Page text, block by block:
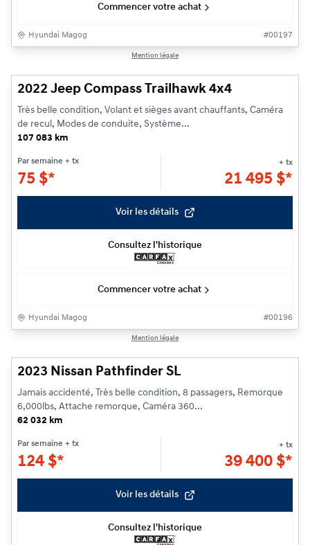
Commencer votre achat
Hyundai Magog #00197
Mention légale
2022 Jeep Compass Trailhawk 4x4
Très belle condition, Volant et sièges avant chauffants, Caméra
de recul, Modes de conduite, Système...
107 083 km
Par semaine + tx
75 $*
+ tx
21 495 $*
Voir les détails
Consultez l'historique
Commencer votre achat
Hyundai Magog #00196
Mention légale
2023 Nissan Pathfinder SL
Jamais accidenté, Très belle condition, 8 passagers, Remorque
6,000lbs, Attache remorque, Caméra 360...
62 032 km
Par semaine + tx
124 $*
+ tx
39 400 $*
Voir les détails
Consultez l'historique